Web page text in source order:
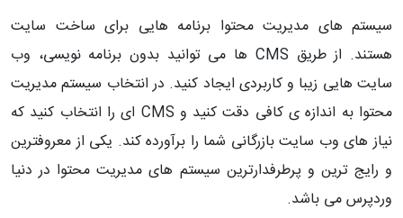
سیستم های مدیریت محتوا برنامه هایی برای ساخت سایت
هستند. از طریق CMS ها می توانید بدون برنامه نویسی، وب
سایت هایی زیبا و کاربردی ایجاد کنید. در انتخاب سیستم مدیریت
محتوا به اندازه ی کافی دقت کنید و CMS ای را انتخاب کنید که
نیاز های وب سایت بازرگانی شما را برآورده کند. یکی از معروفترین
و رایج ترین و پرطرفدارترین سیستم های مدیریت محتوا در دنیا
وردپرس می باشد.